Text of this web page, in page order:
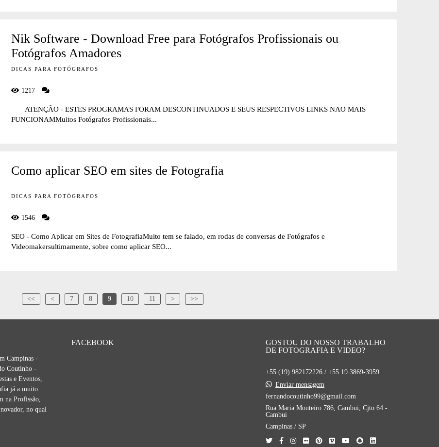
Nik Software - Download Free para Fotógrafos Profissionais ou
Fotógrafos Amadores
DICAS PARA FOTÓGRAFOS
1217
ATENÇÃO - ESTES PROGRAMAS FORAM DESCONTINUADOS E SEUS RESPECTIVOS LINKS NAO MAIS
FUNCIONAMMuitos Fotógrafos Profissionais...
Como aplicar SEO em sites de Fotografia
DICAS PARA FOTÓGRAFOS
1546
SEO - Como Aplicar em Sites de FotografiaMuito tem se falado, em rodas de conversas de Fotógrafos e
Videomakersultimamente, sobre como aplicar SEO...
<< < 7 8 9 10 11 > >>
Campinas -
Coutinho -
e Eventos,
já a muito
na Profissão,
no qual
FACEBOOK
GOSTOU DO NOSSO TRABALHO
DE FOTOGRAFIA E VIDEO?
+55 (19) 982172226 / +55 19 3869-3959
Enviar mensagem
fernandocoutinho99@gmail.com
Rua Maria Monteiro 786, Cambui, Cjto 64 -
Cambui
Campinas / SP